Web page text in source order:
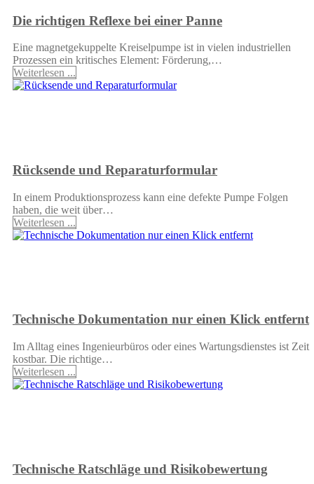
Die richtigen Reflexe bei einer Panne
Eine magnetgekuppelte Kreiselpumpe ist in vielen industriellen
Prozessen ein kritisches Element: Förderung,…
Weiterlesen ...
Rücksende und Reparaturformular
In einem Produktionsprozess kann eine defekte Pumpe Folgen
haben, die weit über…
Weiterlesen ...
Technische Dokumentation nur einen Klick entfernt
Im Alltag eines Ingenieurbüros oder eines Wartungsdienstes ist Zeit
kostbar. Die richtige…
Weiterlesen ...
Technische Ratschläge und Risikobewertung